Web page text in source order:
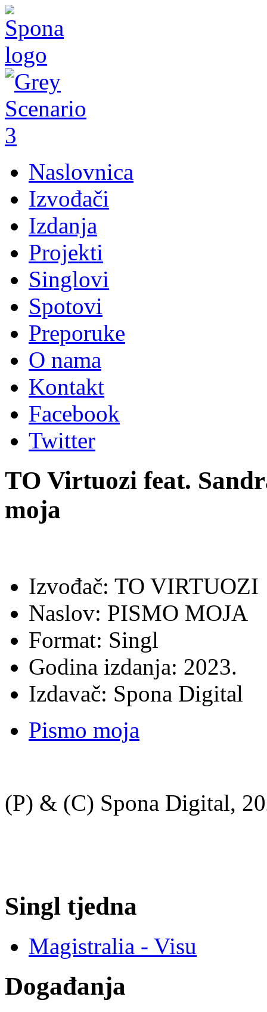
Naslovnica
Izvođači
Izdanja
Projekti
Singlovi
Spotovi
Preporuke
O nama
Kontakt
Facebook
Twitter
TO Virtuozi feat.
moja
Izvođač: TO VIRTUOZI
Naslov: PISMO MOJA
Format: Singl
Godina izdanja: 2023.
Izdavač: Spona Digital
Pismo moja
(P) & (C) Spona Digital,
Singl tjedna
Magistralia - Visu
Događanja